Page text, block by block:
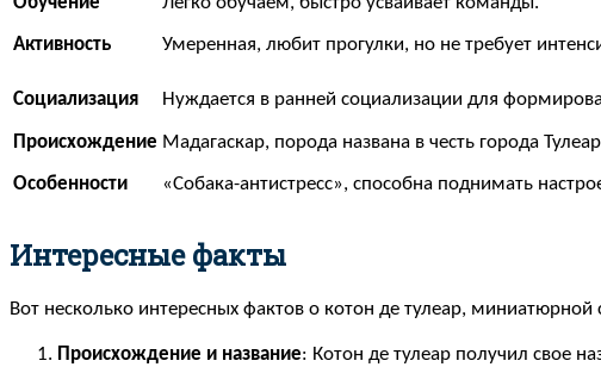
Активность Умеренная, любит прогулки, но не требует
Социализация Нуждается в ранней социализации для
Происхождение Мадагаскар, порода названа в честь города
Особенности «Собака-антистресс», способна поднимать
Интересные факты
Вот несколько интересных фактов о котон де тулеар,
Происхождение и название: Котон де тулеар получил свое